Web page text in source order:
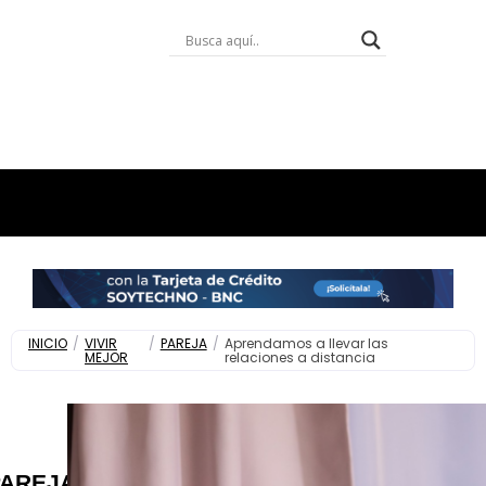
INICIO / VIVIR
MEJOR
/ PAREJA / Aprendamos a llevar las
relaciones a distancia